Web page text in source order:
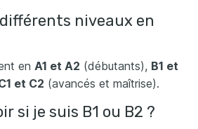
niveaux en
en A1 et A2 (débutants), B1 et
et C2 (avancés et maîtrise).
si je suis B1 ou B2 ?